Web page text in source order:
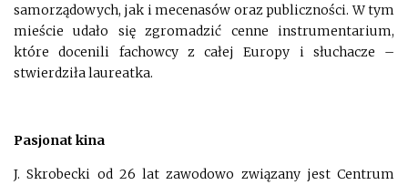
samorządowych, jak i mecenasów oraz publiczności. W tym
mieście udało się zgromadzić cenne instrumentarium,
które docenili fachowcy z całej Europy i słuchacze –
stwierdziła laureatka.
Pasjonat kina
J. Skrobecki od 26 lat zawodowo związany jest Centrum